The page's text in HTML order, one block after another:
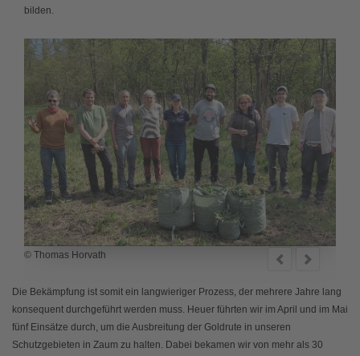
bilden.
© Thomas Horvath
Die Bekämpfung ist somit ein langwieriger Prozess, der mehrere Jahre lang
konsequent durchgeführt werden muss. Heuer führten wir im April und im Mai
fünf Einsätze durch, um die Ausbreitung der Goldrute in unseren
Schutzgebieten in Zaum zu halten. Dabei bekamen wir von mehr als 30